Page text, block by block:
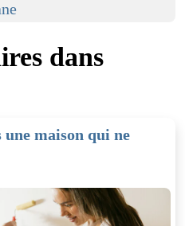
dans
maison qui ne